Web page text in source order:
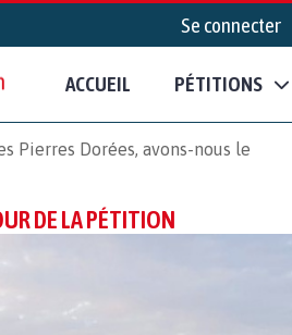
Se connecter
ACCUEIL PÉTITIONS
Pierres Dorées, avons-nous le
DE LA PÉTITION